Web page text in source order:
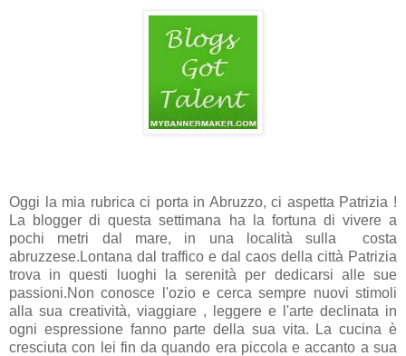
Oggi la mia rubrica ci porta in Abruzzo, ci aspetta Patrizia !
La blogger di questa settimana ha la fortuna di vivere a
pochi metri dal mare, in una località sulla costa
abruzzese.Lontana dal traffico e dal caos della città Patrizia
trova in questi luoghi la serenità per dedicarsi alle sue
passioni.Non conosce l'ozio e cerca sempre nuovi stimoli
alla sua creatività, viaggiare , leggere e l'arte declinata in
ogni espressione fanno parte della sua vita. La cucina è
cresciuta con lei fin da quando era piccola e accanto a sua